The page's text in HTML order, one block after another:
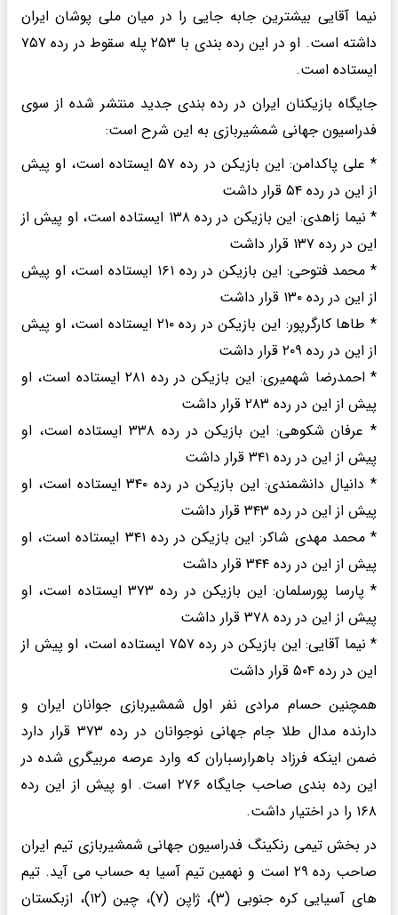
نیما آقایی بیشترین جابه جایی را در میان ملی پوشان ایران
داشته است. او در این رده بندی با ۲۵۳ پله سقوط در رده ۷۵۷
ایستاده است.
جایگاه بازیکنان ایران در رده بندی جدید منتشر شده از سوی
فدراسیون جهانی شمشیربازی به این شرح است:
* علی پاکدامن: این بازیکن در رده ۵۷ ایستاده است، او پیش
از این در رده ۵۴ قرار داشت
* نیما زاهدی: این بازیکن در رده ۱۳۸ ایستاده است، او پیش از
این در رده ۱۳۷ قرار داشت
* محمد فتوحی: این بازیکن در رده ۱۶۱ ایستاده است، او پیش
از این در رده ۱۳۰ قرار داشت
* طاها کارگرپور: این بازیکن در رده ۲۱۰ ایستاده است، او پیش
از این در رده ۲۰۹ قرار داشت
* احمدرضا شهمیری: این بازیکن در رده ۲۸۱ ایستاده است، او
پیش از این در رده ۲۸۳ قرار داشت
* عرفان شکوهی: این بازیکن در رده ۳۳۸ ایستاده است، او
پیش از این در رده ۳۴۱ قرار داشت
* دانیال دانشمندی: این بازیکن در رده ۳۴۰ ایستاده است، او
پیش از این در رده ۳۴۳ قرار داشت
* محمد مهدی شاکر: این بازیکن در رده ۳۴۱ ایستاده است، او
پیش از این در رده ۳۴۴ قرار داشت
* پارسا پورسلمان: این بازیکن در رده ۳۷۳ ایستاده است، او
پیش از این در رده ۳۷۸ قرار داشت
* نیما آقایی: این بازیکن در رده ۷۵۷ ایستاده است، او پیش از
این در رده ۵۰۴ قرار داشت
همچنین حسام مرادی نفر اول شمشیربازی جوانان ایران و
دارنده مدال طلا جام جهانی نوجوانان در رده ۳۷۳ قرار دارد
ضمن اینکه فرزاد باهرارسباران که وارد عرصه مربیگری شده در
این رده بندی صاحب جایگاه ۲۷۶ است. او پیش از این رده
۱۶۸ را در اختیار داشت.
در بخش تیمی رنکینگ فدراسیون جهانی شمشیربازی تیم ایران
صاحب رده ۲۹ است و نهمین تیم آسیا به حساب می آید. تیم
های آسیایی کره جنوبی (۳)، ژاپن (۷)، چین (۱۲)، ازبکستان